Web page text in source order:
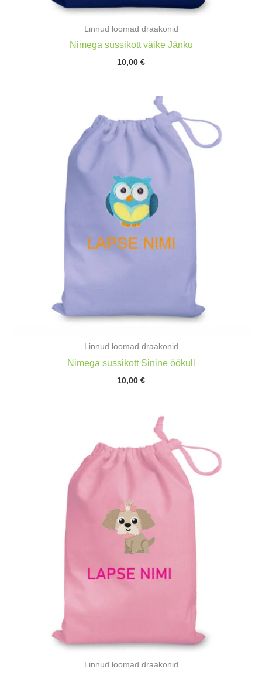
Linnud loomad draakonid
Nimega sussikott väike Jänku
10,00 €
Linnud loomad draakonid
Nimega sussikott Sinine öökull
10,00 €
Linnud loomad draakonid